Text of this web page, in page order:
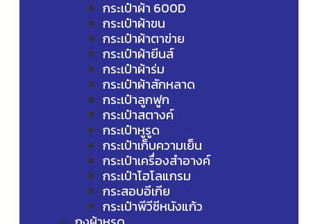
กระเป๋าผ้า 600D
กระเป๋าผ้าขน
กระเป๋าผ้าตาข่าย
กระเป๋าผ้ายีนส์
กระเป๋าผ้าร่ม
กระเป๋าผ้าสักหลาด
กระเป๋าลูกฟูก
กระเป๋าสตางค์
กระเป๋าหูรูด
กระเป๋าเก็บความเย็น
กระเป๋าเครื่องสำอางค์
กระเป๋าโฮโลแกรม
กระสอบอีเกีย
กระเป๋าพีวีซีหนังแก้ว